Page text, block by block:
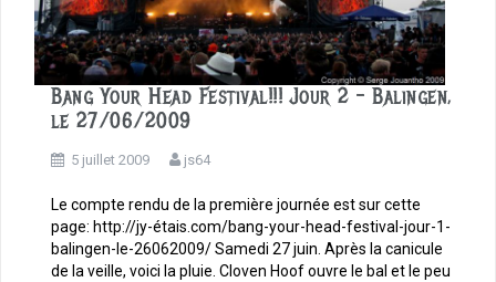
Bang Your Head Festival!!! Jour 2 – Balingen,
le 27/06/2009
5 juillet 2009 js64
Le compte rendu de la première journée est sur cette
page: http://jy-étais.com/bang-your-head-festival-jour-1-
balingen-le-26062009/ Samedi 27 juin. Après la canicule
de la veille, voici la pluie. Cloven Hoof ouvre le bal et le peu